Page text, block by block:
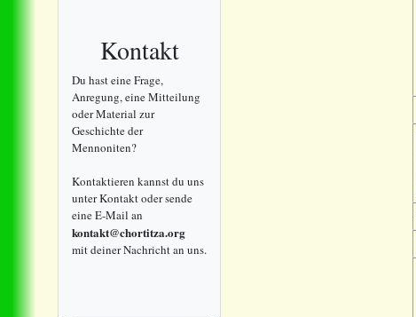
Kontakt
Du hast eine Frage,
Anregung, eine Mitteilung
oder Material zur
Geschichte der
Mennoniten?
Kontaktieren kannst du uns
unter Kontakt oder sende
eine E-Mail an
kontakt@chortitza.org
mit deiner Nachricht an uns.